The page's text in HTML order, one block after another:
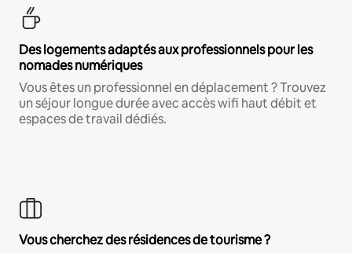
Des logements adaptés aux professionnels pour les
nomades numériques
Vous êtes un professionnel en déplacement ? Trouvez
un séjour longue durée avec accès wifi haut débit et
espaces de travail dédiés.
Vous cherchez des résidences de tourisme ?